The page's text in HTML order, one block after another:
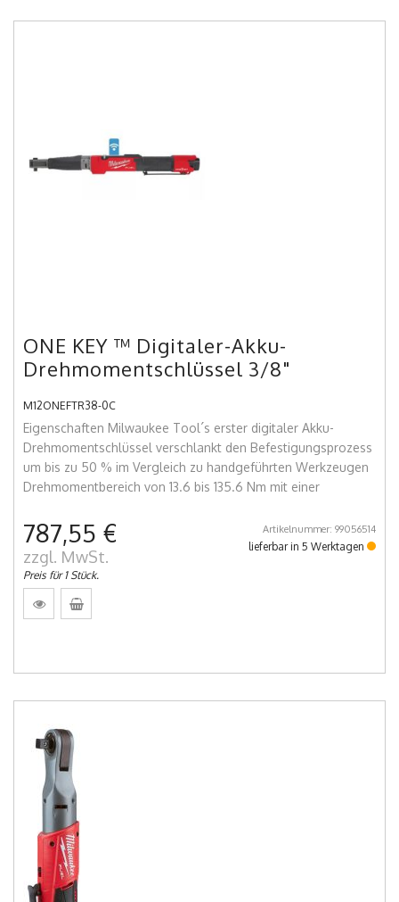
ONE KEY ™ Digitaler-Akku-
Drehmomentschlüssel 3/8"
M12ONEFTR38-0C
Eigenschaften Milwaukee Tool´s erster digitaler Akku-
Drehmomentschlüssel verschlankt den Befestigungsprozess
um bis zu 50 % im Vergleich zu handgeführten Werkzeugen
Drehmomentbereich von 13.6 bis 135.6 Nm mit einer
787,55 €
zzgl. MwSt.
Preis für 1 Stück.
Artikelnummer: 99056514
lieferbar in 5 Werktagen